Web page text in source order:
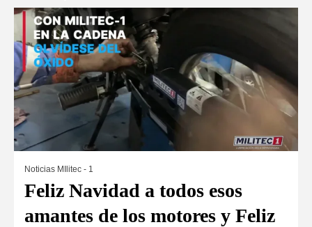
Noticias MIlitec - 1
Feliz Navidad a todos esos
amantes de los motores y Feliz